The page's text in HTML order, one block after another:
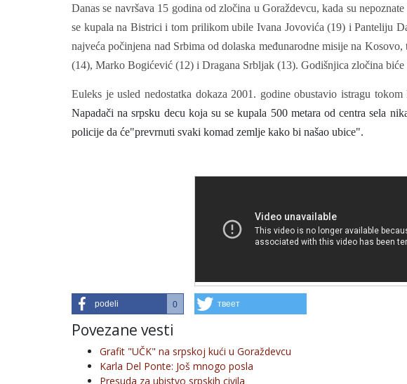
Danas se navršava 15 godina od zločina u Goraždevcu, kada su
se kupala na Bistrici i tom prilikom ubile Ivana Jovovića (19) i Panteliju
najveća počinjena nad Srbima od dolaska međunarodne misije na
(14), Marko Bogićević (12) i Dragana Srbljak (13). Godišnjica zločina biće
Euleks je usled nedostatka dokaza 2001. godine obustavio istragu
Napadači na srpsku decu koja su se kupala 500 metara od centra sela
policije da će"prevrnuti svaki komad zemlje kako bi našao ubice".
podeli 0 твеет
Povezane vesti
Grafit "UČK" na srpskoj kući u Goraždevcu
Karla Del Ponte: Još mnogo posla
Presuda za ubistvo srpskih civila